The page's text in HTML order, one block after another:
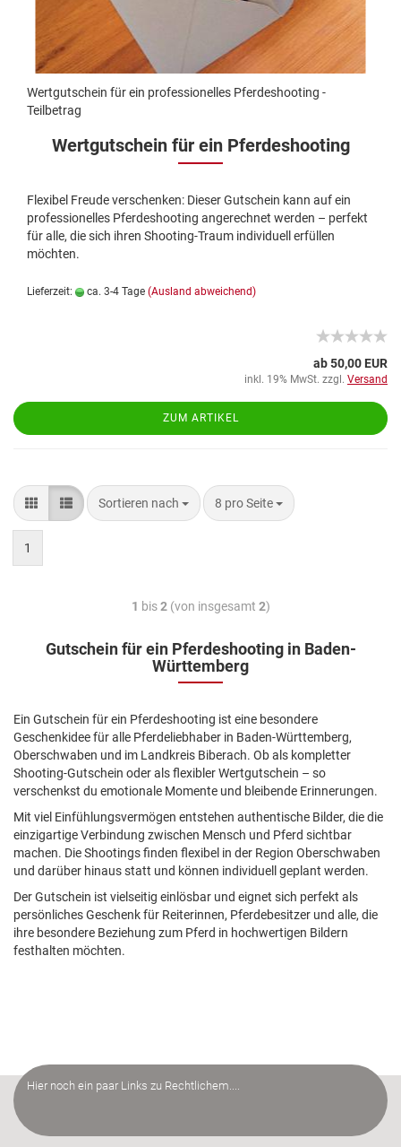
Wertgutschein für ein professionelles Pferdeshooting -
Teilbetrag
Wertgutschein für ein Pferdeshooting
Flexibel Freude verschenken: Dieser Gutschein kann auf ein
professionelles Pferdeshooting angerechnet werden – perfekt
für alle, die sich ihren Shooting-Traum individuell erfüllen
möchten.
Lieferzeit: ca. 3-4 Tage (Ausland abweichend)
ab 50,00 EUR
inkl. 19% MwSt. zzgl. Versand
ZUM ARTIKEL
Sortieren nach 8 pro Seite
1
1 bis2(von insgesamt 2)
Gutschein für ein Pferdeshooting in Baden-
Württemberg
Ein Gutschein für ein Pferdeshooting ist eine besondere
Geschenkidee für alle Pferdeliebhaber in Baden-Württemberg,
Oberschwaben und im Landkreis Biberach. Ob als kompletter
Shooting-Gutschein oder als flexibler Wertgutschein – so
verschenkst du emotionale Momente und bleibende Erinnerungen.
Mit viel Einfühlungsvermögen entstehen authentische Bilder, die die
einzigartige Verbindung zwischen Mensch und Pferd sichtbar
machen. Die Shootings finden flexibel in der Region Oberschwaben
und darüber hinaus statt und können individuell geplant werden.
Der Gutschein ist vielseitig einlösbar und eignet sich perfekt als
persönliches Geschenk für Reiterinnen, Pferdebesitzer und alle, die
ihre besondere Beziehung zum Pferd in hochwertigen Bildern
festhalten möchten.
Hier noch ein paar Links zu Rechtlichem....